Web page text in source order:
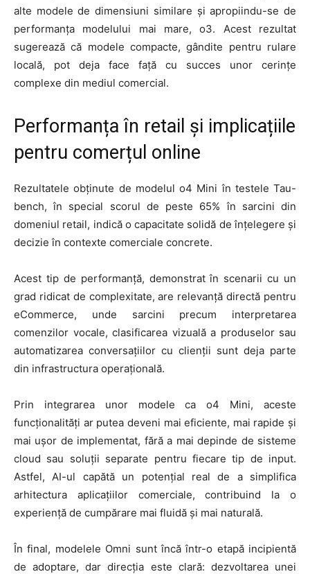
alte modele de dimensiuni similare și apropiindu-se de
performanța modelului mai mare, o3. Acest rezultat
sugerează că modele compacte, gândite pentru rulare
locală, pot deja face față cu succes unor cerințe
complexe din mediul comercial.
Performanța în retail și implicațiile
pentru comerțul online
Rezultatele obținute de modelul o4 Mini în testele Tau-
bench, în special scorul de peste 65% în sarcini din
domeniul retail, indică o capacitate solidă de înțelegere și
decizie în contexte comerciale concrete.
Acest tip de performanță, demonstrat în scenarii cu un
grad ridicat de complexitate, are relevanță directă pentru
eCommerce, unde sarcini precum interpretarea
comenzilor vocale, clasificarea vizuală a produselor sau
automatizarea conversațiilor cu clienții sunt deja parte
din infrastructura operațională.
Prin integrarea unor modele ca o4 Mini, aceste
funcționalități ar putea deveni mai eficiente, mai rapide și
mai ușor de implementat, fără a mai depinde de sisteme
cloud sau soluții separate pentru fiecare tip de input.
Astfel, AI-ul capătă un potențial real de a simplifica
arhitectura aplicațiilor comerciale, contribuind la o
experiență de cumpărare mai fluidă și mai naturală.
În final, modelele Omni sunt încă într-o etapă incipientă
de adoptare, dar direcția este clară: dezvoltarea unei